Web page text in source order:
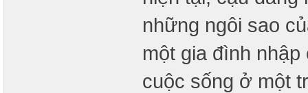
những ngôi sao
một gia đình
cuộc sống ở một